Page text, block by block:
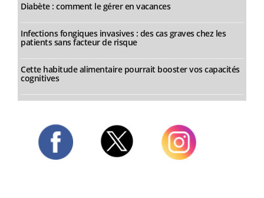
Diabète : comment le gérer en vacances
Infections fongiques invasives : des cas graves chez les
patients sans facteur de risque
Cette habitude alimentaire pourrait booster vos capacités
cognitives